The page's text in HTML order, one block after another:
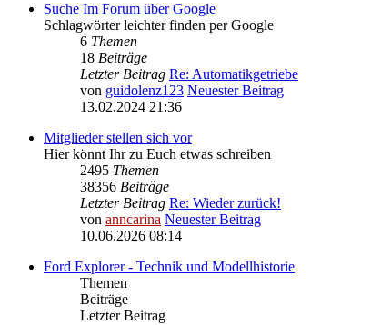
Suche Im Forum über Google
Schlagwörter leichter finden per Google
6 Themen
18 Beiträge
Letzter Beitrag Re: Automatikgetriebe
von guidolenz123 Neuester Beitrag
13.02.2024 21:36
Mitglieder stellen sich vor
Hier könnt Ihr zu Euch etwas schreiben
2495 Themen
38356 Beiträge
Letzter Beitrag Re: Wieder zurück!
von anncarina Neuester Beitrag
10.06.2026 08:14
Ford Explorer - Technik und Modellhistorie
Themen
Beiträge
Letzter Beitrag